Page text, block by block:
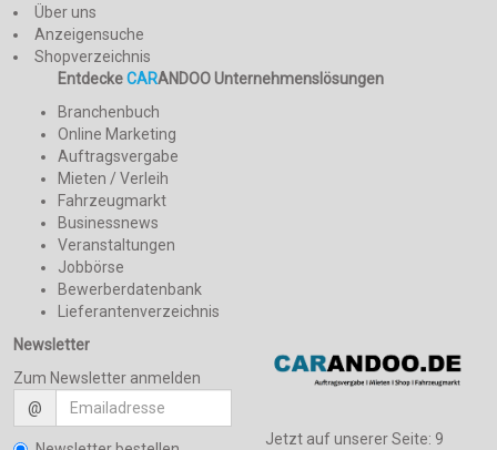
Über uns
Anzeigensuche
Shopverzeichnis
EntdeckeCARANDOO Unternehmenslösungen
Branchenbuch
Online Marketing
Auftragsvergabe
Mieten / Verleih
Fahrzeugmarkt
Businessnews
Veranstaltungen
Jobbörse
Bewerberdatenbank
Lieferantenverzeichnis
Newsletter
Zum Newsletter anmelden
@
Jetzt auf unserer Seite: 9